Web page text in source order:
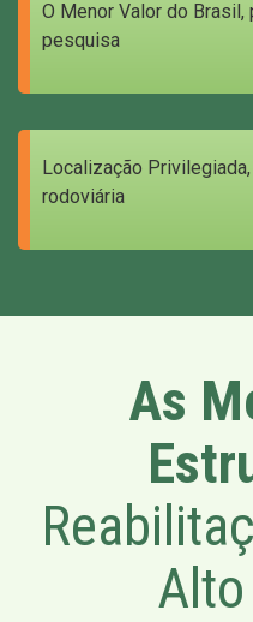
O Menor Valor do
pesquisa
Localização
rodoviária
As